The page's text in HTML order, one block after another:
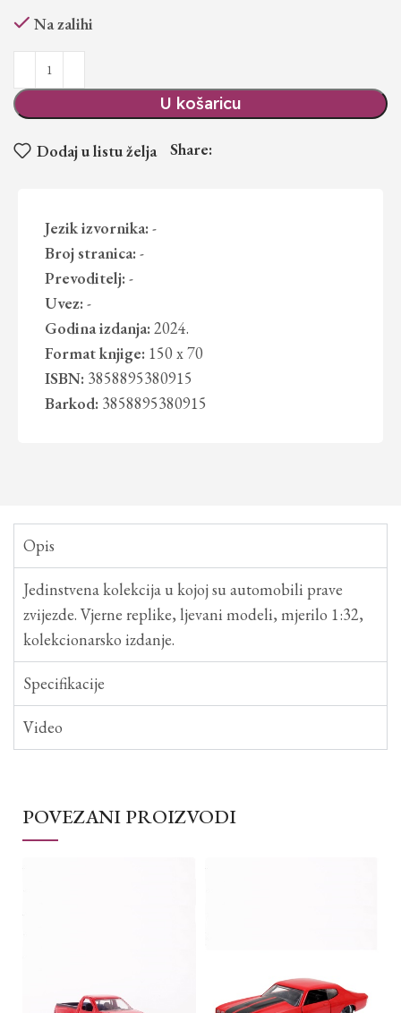
Na zalihi
U košaricu
Dodaj u listu želja Share:
Jezik izvornika: -
Broj stranica: -
Prevoditelj: -
Uvez: -
Godina izdanja: 2024.
Format knjige: 150 x 70
ISBN: 3858895380915
Barkod: 3858895380915
Opis
Jedinstvena kolekcija u kojoj su automobili prave
zvijezde. Vjerne replike, ljevani modeli, mjerilo 1:32,
kolekcionarsko izdanje.
Specifikacije
Video
POVEZANI PROIZVODI